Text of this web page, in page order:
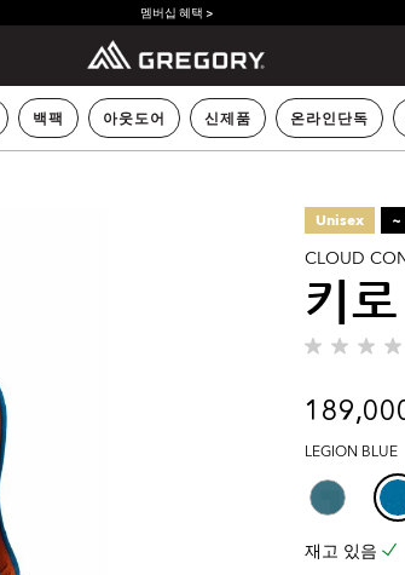
멤버십 혜택 >
백팩 아웃도어 신제품 온라인단독
Unisex ~
CLOUD
키
별
개
중
0.0
입
니
다.
LEGION BLUE
재고 있음